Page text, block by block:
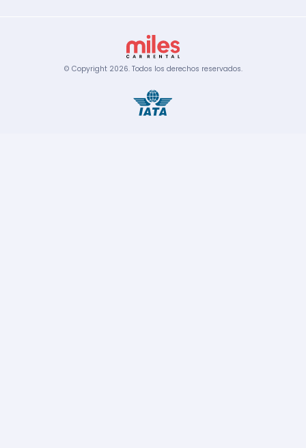
© Copyright 2026. Todos los derechos reservados.